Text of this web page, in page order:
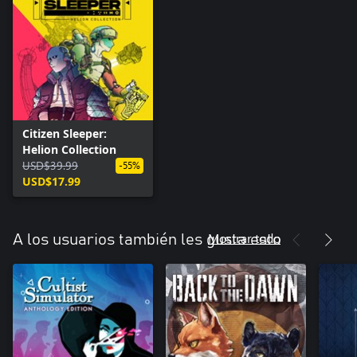
Citizen Sleeper:
Helion Collection
USD$39.99
USD$17.99
-55%
A los usuarios también les gusta esto
Mostrar todo